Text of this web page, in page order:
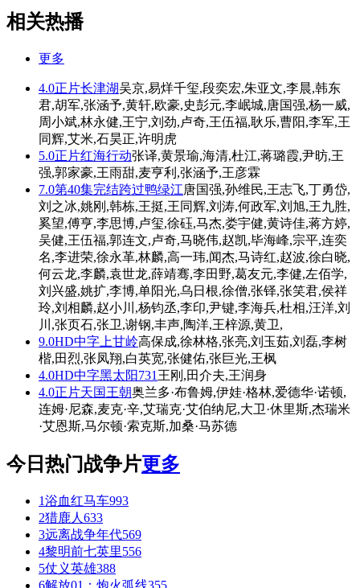
相关热播
更多
4.0正片长津湖吴京,易烊千玺,段奕宏,朱亚文,李晨,韩东
君,胡军,张涵予,黄轩,欧豪,史彭元,李岷城,唐国强,杨一威,
周小斌,林永健,王宁,刘劲,卢奇,王伍福,耿乐,曹阳,李军,王
同辉,艾米,石昊正,许明虎
5.0正片红海行动张译,黄景瑜,海清,杜江,蒋璐霞,尹昉,王
强,郭家豪,王雨甜,麦亨利,张涵予,王彦霖
7.0第40集完结跨过鸭绿江唐国强,孙维民,王志飞,丁勇岱,
刘之冰,姚刚,韩栋,王挺,王同辉,刘涛,何政军,刘旭,王九胜,
奚望,傅亨,李思博,卢玺,徐砡,马杰,娄宇健,黄诗佳,蒋方婷,
吴健,王伍福,郭连文,卢奇,马晓伟,赵凯,毕海峰,宗平,连奕
名,李进荣,徐永革,林麟,高一玮,闻杰,马诗红,赵波,徐白晓,
何云龙,李麟,袁世龙,薛靖骞,李田野,葛友元,李健,左佰学,
刘兴盛,姚扩,李博,单阳光,乌日根,徐僧,张铎,张笑君,侯祥
玲,刘相麟,赵小川,杨钧丞,李印,尹键,李海兵,杜相,汪洋,刘
川,张页石,张卫,谢钢,丰声,陶洋,王梓源,黄卫,
9.0HD中字 上甘岭高保成,徐林格,张亮,刘玉茹,刘磊,李树
楷,田烈,张凤翔,白英宽,张健佑,张巨光,王枫
4.0HD中字黑太阳731 王刚,田介夫,王润身
4.0正片天国王朝奥兰多·布鲁姆,伊娃·格林,爱德华·诺顿,
连姆·尼森,麦克·辛,艾瑞克·艾伯纳尼,大卫·休里斯,杰瑞米
·艾恩斯,马尔顿·索克斯,加桑·马苏德
今日热门战争片更多
1浴血红马车993
2猎鹿人 633
3远离战争年代569
4黎明前七英里556
5仗义英雄388
6解放01：炮火弧线355